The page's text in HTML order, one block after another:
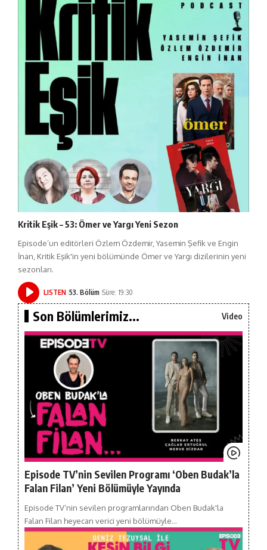
Kritik Eşik – 53: Ömer ve Yargı Yeni Sezon
Episode’un editörleri Özlem Özdemir, Yasemin Şefik ve Engin
İnan, Kritik Eşik'in yeni bölümünde Ömer ve Yargı dizilerinin yeni
sezonları.
LISTEN 53. Bölüm Süre: 19:30
Son Bölümlerimiz... Video
Episode TV’nin Sevilen Programı ‘Oben Budak’la
Falan Filan’ Yeni Bölümüyle Yayında
Episode TV’nin sevilen programlarından Oben Budak'la
Falan Filan heyecan verici yeni bölümüyle…